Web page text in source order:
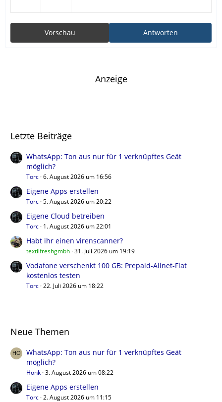
Antworten
Vorschau
Anzeige
Letzte Beiträge
WhatsApp: Ton aus nur für 1 verknüpftes Geät
möglich?
Torc 6. August 2026 um 16:56
Eigene Apps erstellen
Torc 5. August 2026 um 20:22
Eigene Cloud betreiben
Torc 1. August 2026 um 22:01
Habt ihr einen virenscanner?
textilfreshgmbh 31. Juli 2026 um 19:19
Vodafone verschenkt 100 GB: Prepaid-Allnet-Flat
kostenlos testen
Torc 22. Juli 2026 um 18:22
Neue Themen
WhatsApp: Ton aus nur für 1 verknüpftes Geät
möglich?
Honk 3. August 2026 um 08:22
Eigene Apps erstellen
Torc 2. August 2026 um 11:15